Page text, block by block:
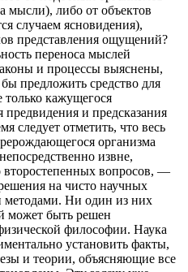
мысли), либо от объектов
случаем ясновидения),
представления ощущений?
переноса мыслей
и процессы выяснены,
предложить средство для
только кажущегося
и предсказания
следует отметить, что весь
организма
извне,
второстепенных вопросов, —
на чисто научных
методами. Ни один из них
может быть решен
философии. Наука
установить факты,
и теории, объясняющие все